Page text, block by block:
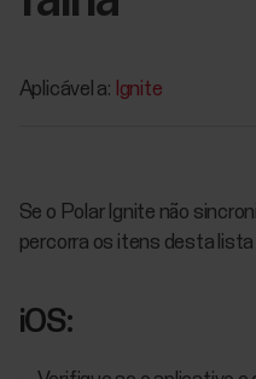
Aplicável a: Ignite
Se o Polar Ignite não
percorra os itens desta lista
iOS: